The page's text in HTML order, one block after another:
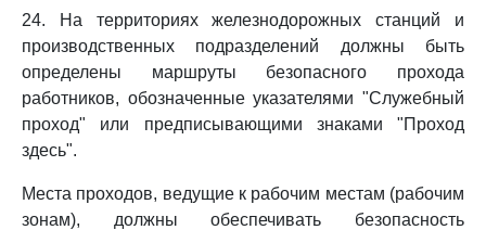
24. На территориях железнодорожных станций и
производственных подразделений должны быть
определены маршруты безопасного прохода
работников, обозначенные указателями "Служебный
проход" или предписывающими знаками "Проход
здесь".
Места проходов, ведущие к рабочим местам (рабочим
зонам), должны обеспечивать безопасность